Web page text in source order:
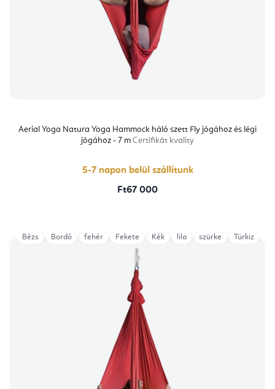
Aerial Yoga Natura Yoga Hammock háló szett Fly jógához és légi
jógához - 7 m Certifikát kvality
5-7 napon belül szállítunk
Ft67 000
Bézs Bordó fehér Fekete Kék lila szürke Türkiz